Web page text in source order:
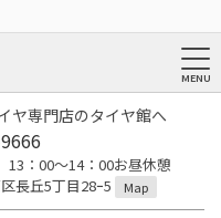
ヤ専門店のタイヤ館へ
：00～14：00お昼休憩
長丘5丁目28ｰ5
Map